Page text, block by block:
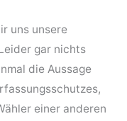
uns unsere
gar nichts
die Aussage
einer anderen